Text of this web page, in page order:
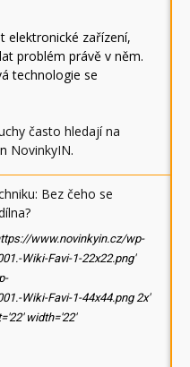
elektronické zařízení,
problém právě v něm.
technologie se
často hledají na
NovinkyIN.
Bez čeho se
www.novinkyin.cz/wp-
Wiki-Favi-1-22x22.png'
Wiki-Favi-1-44x44.png 2x'
width='22'